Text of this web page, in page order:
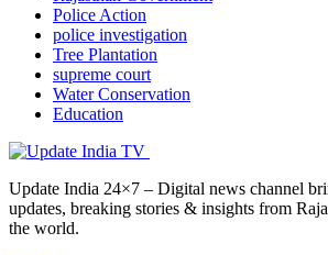
Police Action
police investigation
Tree Plantation
supreme court
Water Conservation
Education
Update India 24×7 – Digital news channel
updates, breaking stories & insights from
the world.